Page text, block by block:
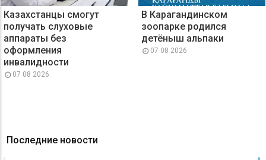
Казахстанцы смогут
получать слуховые
аппараты без
оформления
инвалидности
07 08 2026
В Карагандинском
зоопарке родился
детёныш альпаки
07 08 2026
Последние новости